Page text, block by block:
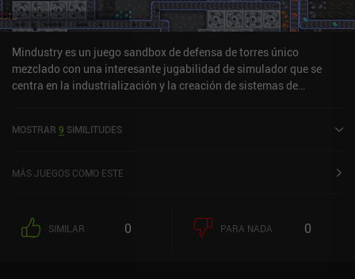
Mindustry es un juego sandbox de defensa de torres único
mezclado con una interesante jugabilidad de simulador que se
centra en la industrialización y la creación de sistemas de
los recursos que extraemos de los numerosos yacimientos del
excesivamente lento, pero ahí es donde la mecánica de la
plantas mineras que acumulan recursos mucho más rápido.Al más
puro estilo tower defense, los enemigos atacan en oleadas, y
MOSTRAR 9 SIMILITUDES
MÁS JUEGOS COMO ESTE
SIMILAR 0 PARA NADA 0